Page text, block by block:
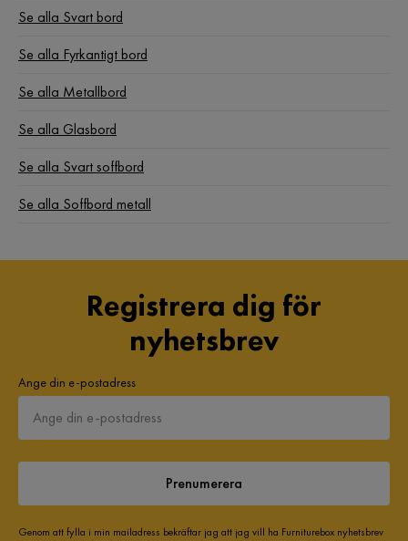
Se alla Svart bord
Se alla Fyrkantigt bord
Se alla Metallbord
Se alla Glasbord
Se alla Svart soffbord
Se alla Soffbord metall
Registrera dig för
nyhetsbrev
Ange din e-postadress
Prenumerera
Genom att fylla i min mailadress bekräftar jag att jag vill ha Furniturebox nyhetsbrev